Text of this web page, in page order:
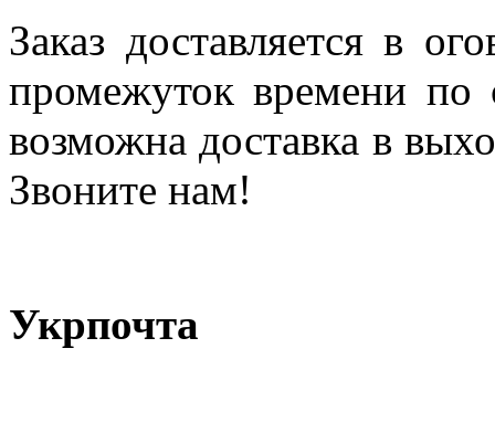
Заказ доставляется в
промежуток времени по
возможна доставка в
Звоните нам!
Укрпочта